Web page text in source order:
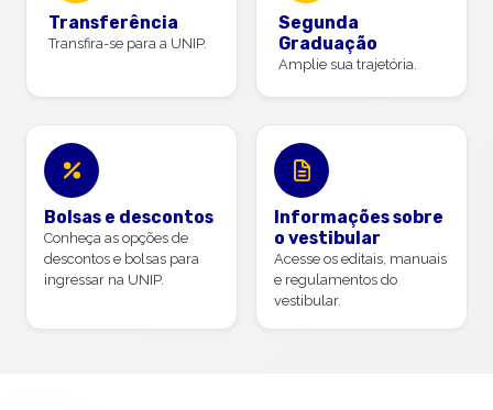
Transferência
Transfira-se para a UNIP.
Segunda
Graduação
Amplie sua trajetória.
Bolsas e descontos
Conheça as opções de
descontos e bolsas para
ingressar na UNIP.
Informações sobre
o vestibular
Acesse os editais, manuais
e regulamentos do
vestibular.